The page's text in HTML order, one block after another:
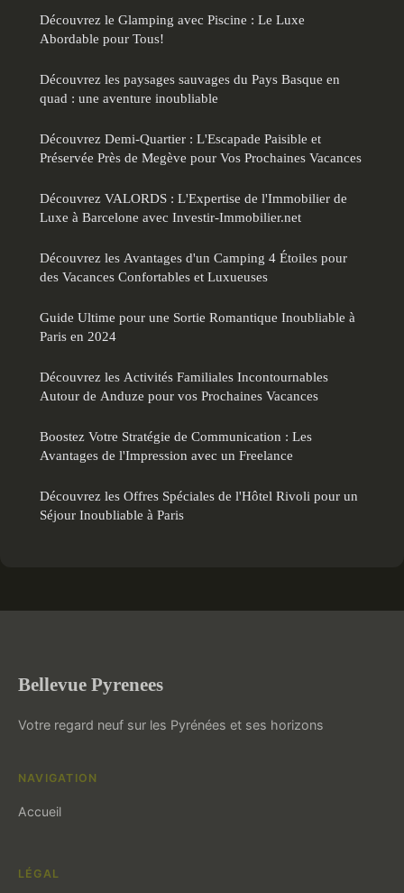
Découvrez le Glamping avec Piscine : Le Luxe
Abordable pour Tous!
Découvrez les paysages sauvages du Pays Basque en
quad : une aventure inoubliable
Découvrez Demi-Quartier : L'Escapade Paisible et
Préservée Près de Megève pour Vos Prochaines Vacances
Découvrez VALORDS : L'Expertise de l'Immobilier de
Luxe à Barcelone avec Investir-Immobilier.net
Découvrez les Avantages d'un Camping 4 Étoiles pour
des Vacances Confortables et Luxueuses
Guide Ultime pour une Sortie Romantique Inoubliable à
Paris en 2024
Découvrez les Activités Familiales Incontournables
Autour de Anduze pour vos Prochaines Vacances
Boostez Votre Stratégie de Communication : Les
Avantages de l'Impression avec un Freelance
Découvrez les Offres Spéciales de l'Hôtel Rivoli pour un
Séjour Inoubliable à Paris
Bellevue Pyrenees
Votre regard neuf sur les Pyrénées et ses horizons
NAVIGATION
Accueil
LÉGAL